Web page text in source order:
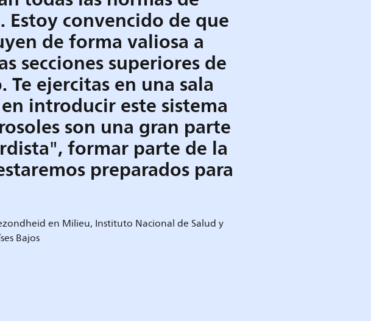
convencido de que
de forma valiosa a
secciones superiores de
ejercitas en una sala
introducir este sistema
son una gran parte
formar parte de la
preparados para
en Milieu, Instituto Nacional de Salud y
Bajos